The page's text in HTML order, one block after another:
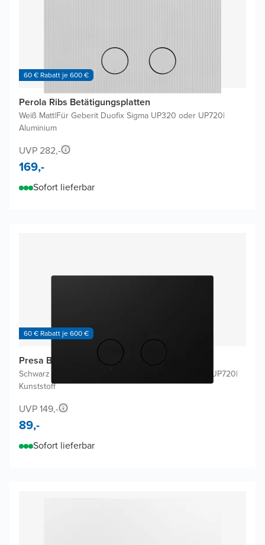
60 € Rabatt je 600 €
Perola Ribs Betätigungsplatten
Weiß Matt|Für Geberit Duofix Sigma UP320 oder UP720|
Aluminium
UVP 282,-
169,-
Sofort lieferbar
60 € Rabatt je 600 €
Presa Betätigungsplatten
Schwarz Matt Für Geberit Duofix Sigma UP320 oder UP720|
Kunststoff
UVP 149,-
89,-
Sofort lieferbar